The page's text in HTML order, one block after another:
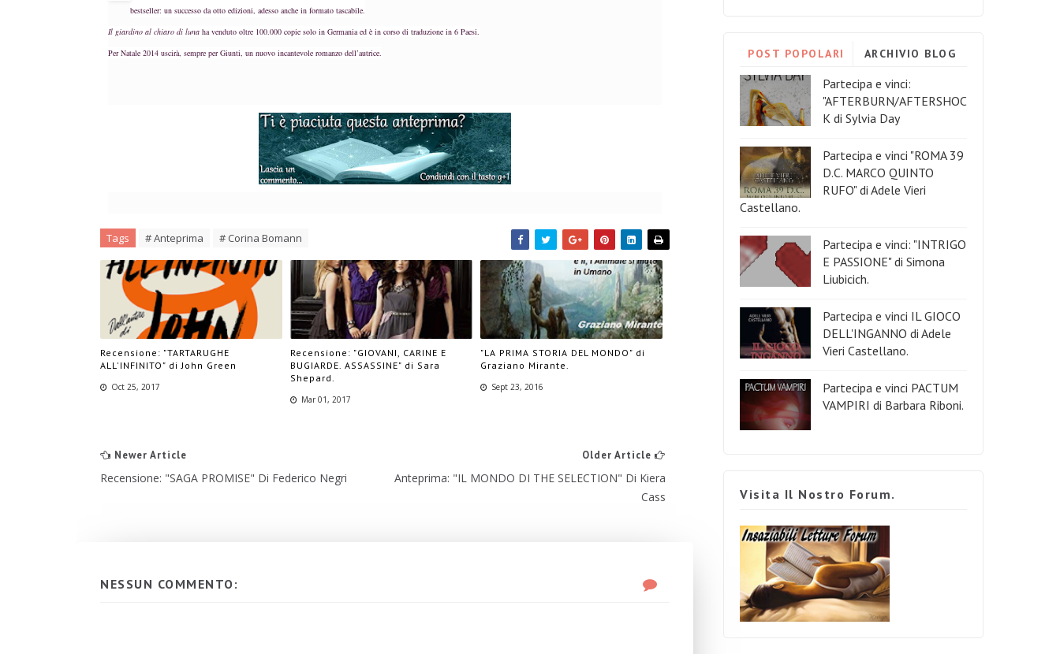
bestseller: un successo da otto edizioni, adesso anche in formato tascabile.
Il giardino al chiaro di luna ha venduto oltre 100.000 copie solo in Germania ed è in corso di traduzione in 6 Paesi.
Per Natale 2014 uscirà, sempre per Giunti, un nuovo incantevole romanzo dell’autrice.
Tags # Anteprima # Corina Bomann
Recensione: "TARTARUGHE
ALL'INFINITO" di John Green
Oct 25, 2017
Recensione: "GIOVANI, CARINE E
BUGIARDE. ASSASSINE" di Sara
Shepard.
Mar 01, 2017
"LA PRIMA STORIA DEL MONDO" di
Graziano Mirante.
Sept 23, 2016
Newer Article
Recensione: "SAGA PROMISE" Di Federico Negri
Older Article
Anteprima: "IL MONDO DI THE SELECTION" Di Kiera
Cass
NESSUN COMMENTO:
POST POPOLARI ARCHIVIO BLOG
Partecipa e vinci:
"AFTERBURN/AFTERSHOC
K di Sylvia Day
Partecipa e vinci "ROMA 39
D.C. MARCO QUINTO
RUFO" di Adele Vieri
Castellano.
Partecipa e vinci: "INTRIGO
E PASSIONE" di Simona
Liubicich.
Partecipa e vinci IL GIOCO
DELL'INGANNO di Adele
Vieri Castellano.
Partecipa e vinci PACTUM
VAMPIRI di Barbara Riboni.
Visita Il Nostro Forum.